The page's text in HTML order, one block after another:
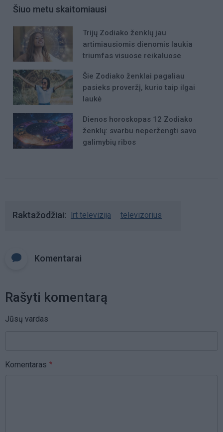
Šiuo metu skaitomiausi
Trijų Zodiako ženklų jau
artimiausiomis dienomis laukia
triumfas visuose reikaluose
Šie Zodiako ženklai pagaliau
pasieks proveržį, kurio taip ilgai
laukė
Dienos horoskopas 12 Zodiako
ženklų: svarbu neperžengti savo
galimybių ribos
Raktažodžiai lrt televizija televizorius
Komentarai
Rašyti komentarą
Jūsų vardas
Komentaras